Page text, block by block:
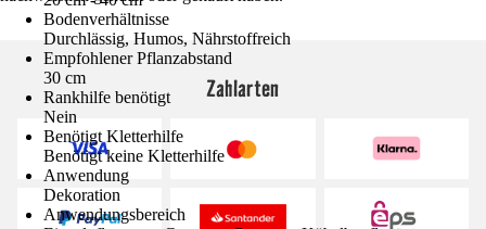
Bodenverhältnisse
Durchlässig, Humos, Nährstoffreich
Empfohlener Pflanzabstand
30 cm
Rankhilfe benötigt
Nein
Benötigt Kletterhilfe
Benötigt keine Kletterhilfe
Anwendung
Dekoration
Anwendungsbereich
Zahlarten